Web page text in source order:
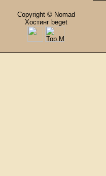
Copyright © Nomad
Хостинг beget